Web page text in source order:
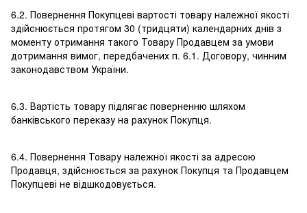
6.2. Повернення Покупцеві вартості товару належної якості
здійснюється протягом 30 (тридцяти) календарних днів з
моменту отримання такого Товару Продавцем за умови
дотримання вимог, передбачених п. 6.1. Договору, чинним
законодавством України.
6.3. Вартість товару підлягає поверненню шляхом
банківського переказу на рахунок Покупця.
6.4. Повернення Товару належної якості за адресою
Продавця, здійснюється за рахунок Покупця та Продавцем
Покупцеві не відшкодовується.